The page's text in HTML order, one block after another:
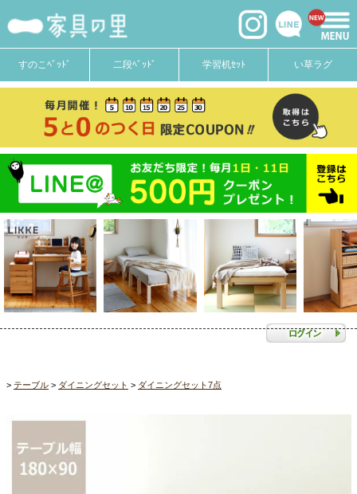
すのこﾍﾞｯﾄﾞ 二段ﾍﾞｯﾄﾞ 学習机ｾｯﾄ い草ラグ
テーブル ダイニングセット ダイニングセット7点